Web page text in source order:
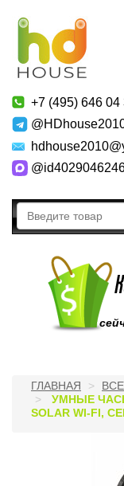
+7 (495) 646 04
ГЛАВНАЯ
УМНЫЕ ЧАСЫ
SOLAR WI-FI,